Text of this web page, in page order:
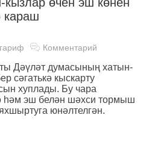
караш
Комментарий
Дәүләт думасының хатын-
сәгатькә кыскарту
хуплады. Бу чара
һәм эш белән шәхси тормыш
юнәлтелгән.